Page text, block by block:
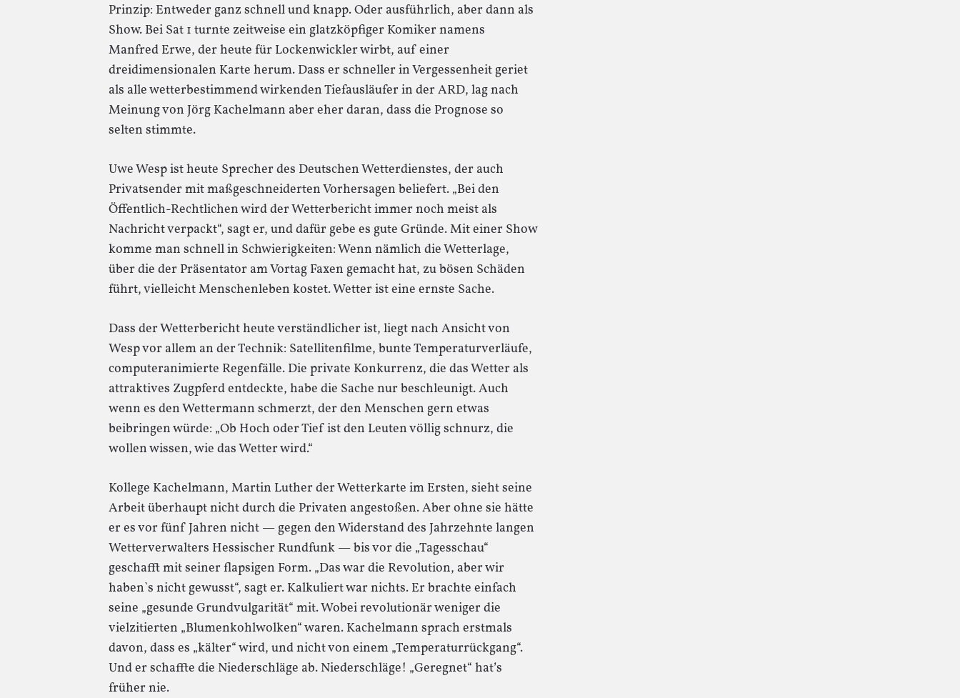
Prinzip: Entweder ganz schnell und knapp. Oder ausführlich, aber dann als
Show. Bei Sat 1 turnte zeitweise ein glatzköpfiger Komiker namens
Manfred Erwe, der heute für Lockenwickler wirbt, auf einer
dreidimensionalen Karte herum. Dass er schneller in Vergessenheit geriet
als alle wetterbestimmend wirkenden Tiefausläufer in der ARD, lag nach
Meinung von Jörg Kachelmann aber eher daran, dass die Prognose so
selten stimmte.
Uwe Wesp ist heute Sprecher des Deutschen Wetterdienstes, der auch
Privatsender mit maßgeschneiderten Vorhersagen beliefert. „Bei den
Öffentlich-Rechtlichen wird der Wetterbericht immer noch meist als
Nachricht verpackt“, sagt er, und dafür gebe es gute Gründe. Mit einer Show
komme man schnell in Schwierigkeiten: Wenn nämlich die Wetterlage,
über die der Präsentator am Vortag Faxen gemacht hat, zu bösen Schäden
führt, vielleicht Menschenleben kostet. Wetter ist eine ernste Sache.
Dass der Wetterbericht heute verständlicher ist, liegt nach Ansicht von
Wesp vor allem an der Technik: Satellitenfilme, bunte Temperaturverläufe,
computeranimierte Regenfälle. Die private Konkurrenz, die das Wetter als
attraktives Zugpferd entdeckte, habe die Sache nur beschleunigt. Auch
wenn es den Wettermann schmerzt, der den Menschen gern etwas
beibringen würde: „Ob Hoch oder Tief ist den Leuten völlig schnurz, die
wollen wissen, wie das Wetter wird.“
Kollege Kachelmann, Martin Luther der Wetterkarte im Ersten, sieht seine
Arbeit überhaupt nicht durch die Privaten angestoßen. Aber ohne sie hätte
er es vor fünf Jahren nicht — gegen den Widerstand des Jahrzehnte langen
Wetterverwalters Hessischer Rundfunk — bis vor die „Tagesschau“
geschafft mit seiner flapsigen Form. „Das war die Revolution, aber wir
haben`s nicht gewusst“, sagt er. Kalkuliert war nichts. Er brachte einfach
seine „gesunde Grundvulgarität“ mit. Wobei revolutionär weniger die
vielzitierten „Blumenkohlwolken“ waren. Kachelmann sprach erstmals
davon, dass es „kälter“ wird, und nicht von einem „Temperaturrückgang“.
Und er schaffte die Niederschläge ab. Niederschläge! „Geregnet“ hat’s
früher nie.